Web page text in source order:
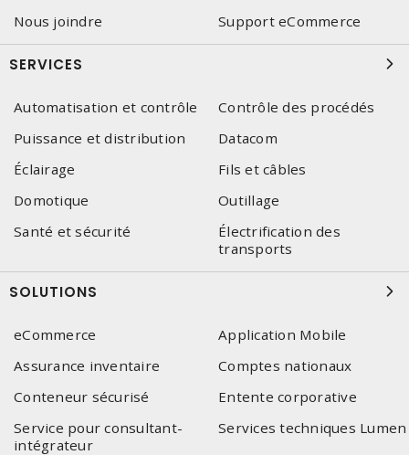
Nous joindre
Support eCommerce
SERVICES
Automatisation et contrôle
Contrôle des procédés
Puissance et distribution
Datacom
Éclairage
Fils et câbles
Domotique
Outillage
Santé et sécurité
Électrification des
transports
SOLUTIONS
eCommerce
Application Mobile
Assurance inventaire
Comptes nationaux
Conteneur sécurisé
Entente corporative
Service pour consultant-
intégrateur
Services techniques Lumen